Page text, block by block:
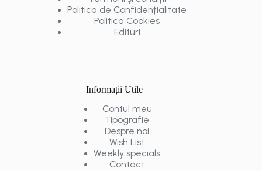
Politica de Confidențialitate
Politica Cookies
Edituri
Informații Utile
Contul meu
Tipografie
Despre noi
Wish List
Weekly specials
Contact